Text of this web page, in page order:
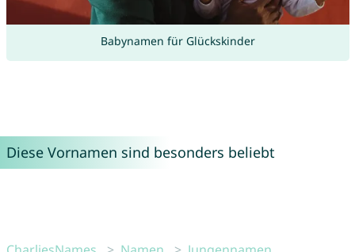
Babynamen für Glückskinder
Diese Vornamen sind besonders beliebt